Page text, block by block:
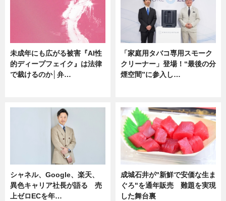
未成年にも広がる被害『AI性
的ディープフェイク』は法律
で裁けるのか│弁…
「家庭用タバコ専用スモーク
クリーナー」登場！“最後の分
煙空間”に参入し…
シャネル、Google、楽天、
異色キャリア社長が語る 売
上ゼロECを年…
成城石井が"新鮮で安価な生ま
ぐろ"を通年販売 難題を実現
した舞台裏